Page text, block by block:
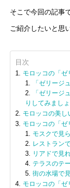
そこで今回の記事
ご紹介したいと思
目次
モロッコの「ゼ
「ゼリージ
「ゼリージ
りしてみましょ
モロッコの美し
モロッコの「ゼ
モスクで見
レストラン
リアドで見
テラスのテ
街の水場で
モロッコの「ゼ